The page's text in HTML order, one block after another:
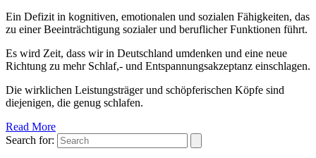
Ein Defizit in kognitiven, emotionalen und sozialen Fähigkeiten, das
zu einer Beeinträchtigung sozialer und beruflicher Funktionen führt.
Es wird Zeit, dass wir in Deutschland umdenken und eine neue
Richtung zu mehr Schlaf,- und Entspannungsakzeptanz einschlagen.
Die wirklichen Leistungsträger und schöpferischen Köpfe sind
diejenigen, die genug schlafen.
Read More
Search for: